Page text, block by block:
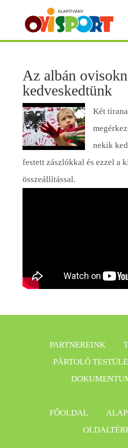
Az albán
kedveskedtünk
Két
nekik
festett zászlókkal és ezzel a
összeállítással.
PARTNEREINK
PÁRTOLÓ
FŐOLDAL